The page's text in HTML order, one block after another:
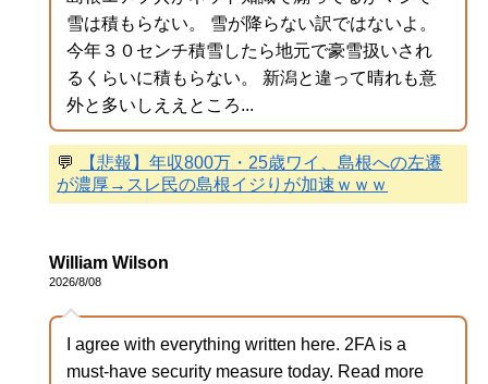
雪は積もらない。 雪が降らない訳ではないよ。
今年３０センチ積雪したら地元で豪雪扱いされ
るくらいに積もらない。 新潟と違って晴れも意
外と多いしええところ...
💬
【悲報】年収800万・25歳ワイ、島根への左遷
が濃厚→スレ民の島根イジりが加速ｗｗｗ
William Wilson
2026/8/08
I agree with everything written here. 2FA is a
must-have security measure today. Read more